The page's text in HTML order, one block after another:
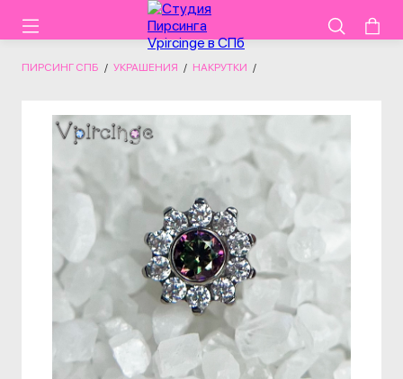
ПИРСИНГ СПБ / УКРАШЕНИЯ / НАКРУТКИ /